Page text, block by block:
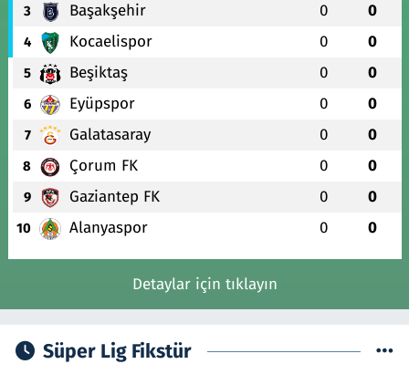
3 Başakşehir 0 0
4 Kocaelispor 0 0
5 Beşiktaş 0 0
6 Eyüpspor 0 0
7 Galatasaray 0 0
8 Çorum FK 0 0
9 Gaziantep FK 0 0
10 Alanyaspor 0 0
Detaylar için tıklayın
Süper Lig Fikstür